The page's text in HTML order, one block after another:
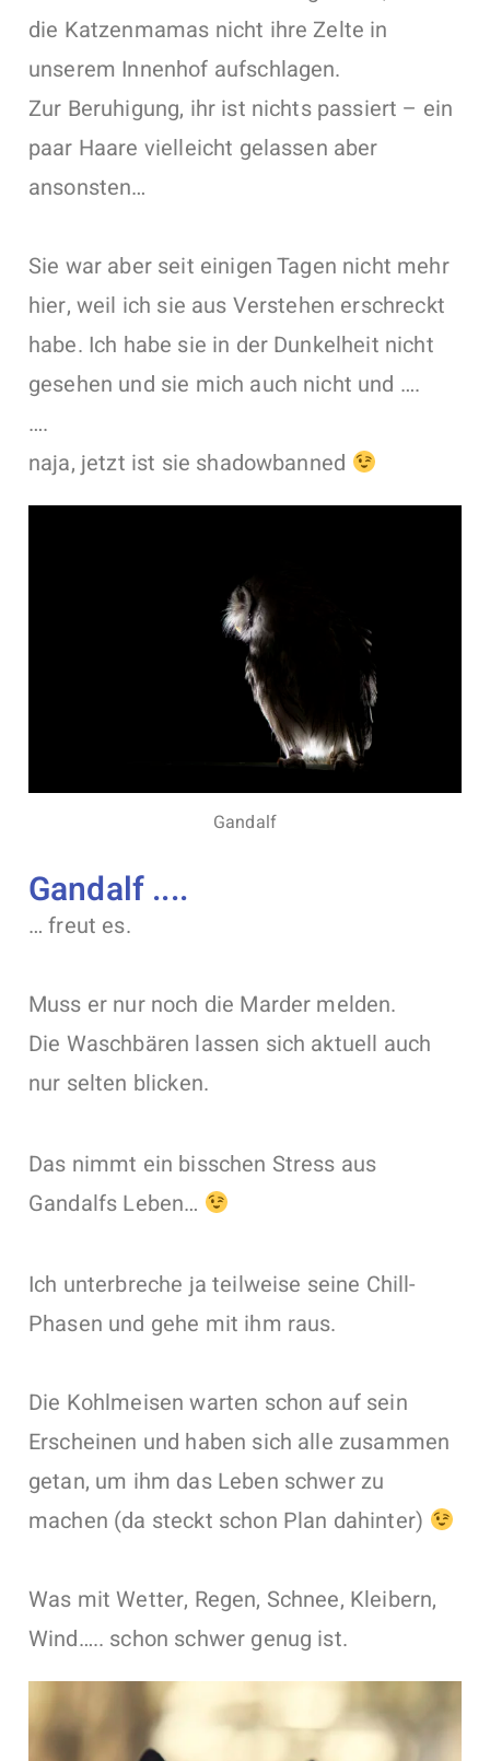
die Katzenmamas nicht ihre Zelte in
unserem Innenhof aufschlagen.
Zur Beruhigung, ihr ist nichts passiert – ein
paar Haare vielleicht gelassen aber
ansonsten…
Sie war aber seit einigen Tagen nicht mehr
hier, weil ich sie aus Verstehen erschreckt
habe. Ich habe sie in der Dunkelheit nicht
gesehen und sie mich auch nicht und ….
….
naja, jetzt ist sie shadowbanned
Gandalf
Gandalf ....
… freut es.
Muss er nur noch die Marder melden.
Die Waschbären lassen sich aktuell auch
nur selten blicken.
Das nimmt ein bisschen Stress aus
Gandalfs Leben…
Ich unterbreche ja teilweise seine Chill-
Phasen und gehe mit ihm raus.
Die Kohlmeisen warten schon auf sein
Erscheinen und haben sich alle zusammen
getan, um ihm das Leben schwer zu
machen (da steckt schon Plan dahinter)
Was mit Wetter, Regen, Schnee, Kleibern,
Wind….. schon schwer genug ist.